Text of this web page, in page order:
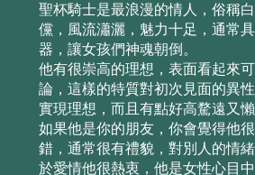
聖杯騎⼠是最浪漫的情⼈，俗稱
儻，⾵流瀟灑，魅⼒⼗⾜，通常
器，讓⼥孩們神魂朝倒。
他有很崇⾼的理想，表⾯看起來
論，這樣的特質對初次⾒⾯的異
實現理想，⽽且有點好⾼騖遠⼜懶
如果他是你的朋友，你會覺得他
錯，通常很有禮貌，對別⼈的情
於愛情他很熱衷，他是⼥性⼼⽬